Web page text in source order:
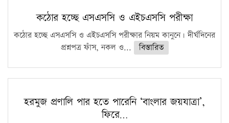
কঠোর হচ্ছে এসএসসি ও এইচএসসি পরীক্ষা
কঠোর হচ্ছে এসএসসি ও এইচএসসি পরীক্ষার নিয়ম কানুনে। দীর্ঘদিনের
প্রশ্নপত্র ফাঁস, নকল ও...
বিস্তারিত
হরমুজ প্রণালি পার হতে পারেনি ‘বাংলার জয়যাত্রা’,
ফিরে…